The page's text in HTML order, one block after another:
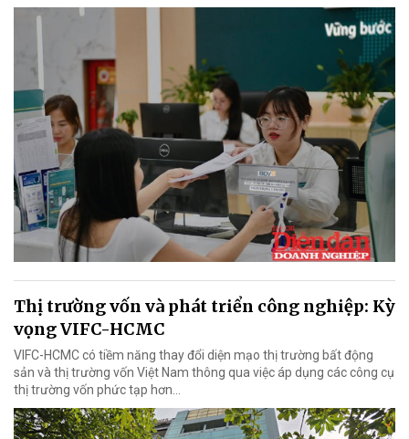
Thị trường vốn và phát triển công nghiệp: Kỳ
vọng VIFC-HCMC
VIFC-HCMC có tiềm năng thay đổi diện mạo thị trường bất động
sản và thị trường vốn Việt Nam thông qua việc áp dụng các công cụ
thị trường vốn phức tạp hơn...